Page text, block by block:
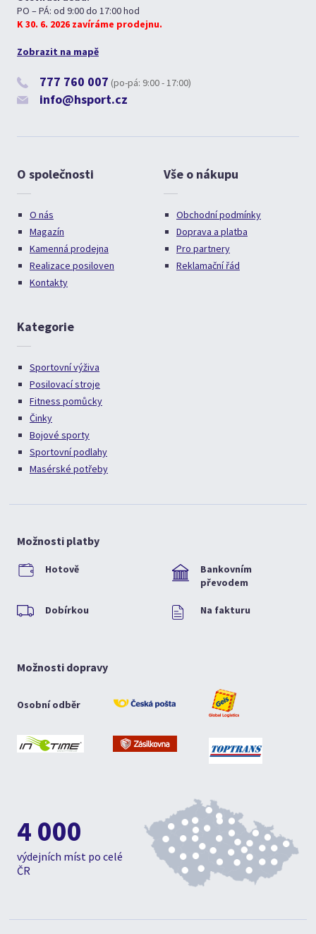
PO – PÁ: od 9:00 do 17:00 hod
K 30. 6. 2026 zavíráme prodejnu.
Zobrazit na mapě
777 760 007 (po-pá: 9:00 - 17:00)
info@hsport.cz
O společnosti
O nás
Magazín
Kamenná prodejna
Realizace posiloven
Kontakty
Vše o nákupu
Obchodní podmínky
Doprava a platba
Pro partnery
Reklamační řád
Kategorie
Sportovní výživa
Posilovací stroje
Fitness pomůcky
Činky
Bojové sporty
Sportovní podlahy
Masérské potřeby
Možnosti platby
Hotově
Bankovním
převodem
Dobírkou Na fakturu
Možnosti dopravy
Osobní odběr
4 000
výdejních míst po celé
ČR